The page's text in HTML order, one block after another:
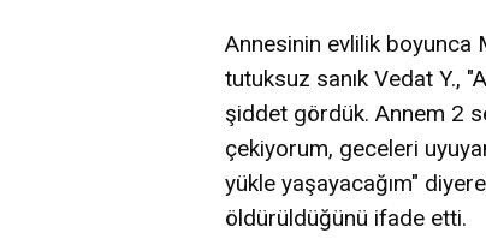
Annesinin evlilik boyunca
tutuksuz sanık Vedat Y.,
şiddet gördük. Annem 2
çekiyorum, geceleri
yükle yaşayacağım"
öldürüldüğünü ifade etti.